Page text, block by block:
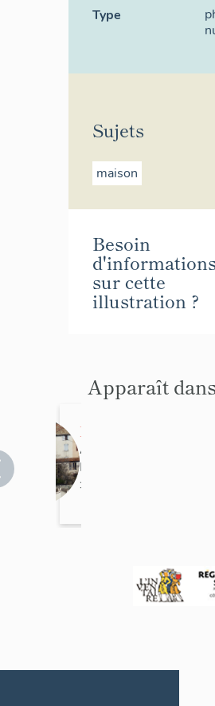
Type
Sujets
maison
Besoin
sur cette
illustration ?
Apparaît
Maison
Alpes-
Maritimes
>